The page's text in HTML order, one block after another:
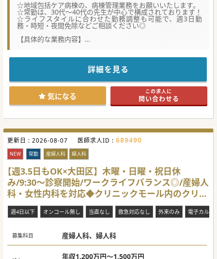
☆地域包括ケア病棟の、病棟管理業務をお願いいたします。
☆常勤は、30代～40代の先生が中心で構成されております！
☆ライフスタイルに合わせた勤務調整も可能で、週3日勤
務・時短・夜間免除などご相談ください◎
【具体的な業務内容】
■地域包括ケア病棟における約30床の病棟管理を担当し、患
す。
■訪問診療クリニックと連携し、在宅から搬送された患者様
を継続して診療するなど、切れ目のないシームレスな医療を
担います。
■多職種が参加するカンファレンスへ出席し、医学的な正し
さだけでなく患者様の価値観に寄り添った退院支援を共に行
っております。
■リハビリ施設には地域住民も利用可能なカフェが併設され
ており、患者様が社会との繋がりを感じられる設計が特徴で
す。
■病院の5階には職員専用の充実した施設が完備されてお
り、歴史を伝えるパネル展示など法人の理念を共有する空間
があります。
■電子カルテの導入や車通勤可能な環境など、医師が日々の
業務を円滑かつストレスなく遂行するための設備が整ってい
ます。
【やりがい】
■急性期医療の枠組みを超えて、患者様が住み慣れた地域や
あります。
■医師としての専門性を発揮しながら、多職種と共に「その
■画一的な治療ではなく、患者様やご家族の心に寄り添うこ
とで得られる信頼関係は、医師としての大きな成長に繋がり
詳細を見る
気になる この求人に
問い合わせる
更新日 : 2026-08-07 医師求人ID : 689490
NEW 常勤 産婦人科 婦人科
【週3.5日もOK×大田区】木曜・日曜・祝日休
み/9:30～診察開始/ワークライフバランス◎/産婦人
科・女性内科を対応◆クリニックモール内のクリニ
ック！
週4日以下 オンコール無し 当直なし 救急対応なし 外来のみ 電子カルテ
募集科目 産婦人科、婦人科
年収1,200万円～1,500万円